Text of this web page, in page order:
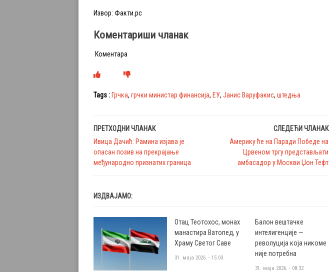
Извор: Факти.рс
Коментариши чланак
Коментара
Tags : Грчка, грчки министар финансија, ЕУ, Јанис Варуфакис, штедња
ПРЕТХОДНИ ЧЛАНАК
Ивица Дачић: Рамина изјава је
опасан позив на прекрајање
међународно признатих граница
СЛЕДЕЋИ ЧЛАНАК
Америку ће на Паради Победе на
Црвеном тргу представљати
амбасадор у Москви Џон Тефт
ИЗДВАЈАМО:
Отац Теотохос, монах
манастира Ватопед, у
Храму Светог Саве
31. маја 2026. - 15:03
Балон вештачке
интелигенције —
револуција која никоме
није потребна
31. маја 2026. - 08:32